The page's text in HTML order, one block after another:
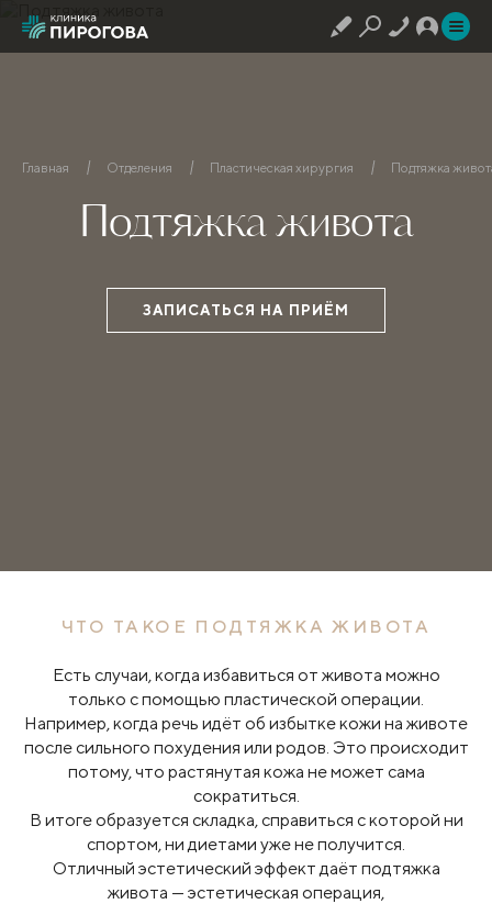
Главная Отделения Пластическая хирургия Подтяжка
Подтяжка живота
ЗАПИСАТЬСЯ НА ПРИЁМ
ЧТО ТАКОЕ ПОДТЯЖКА ЖИВОТА
Есть случаи, когда избавиться от живота можно
только с помощью пластической операции.
Например, когда речь идёт об избытке кожи на животе
после сильного похудения или родов. Это происходит
потому, что растянутая кожа не может сама
сократиться.
В итоге образуется складка, справиться с которой ни
спортом, ни диетами уже не получится.
Отличный эстетический эффект даёт подтяжка
живота — эстетическая операция,